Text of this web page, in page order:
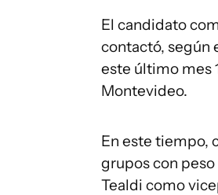
El candidato
contactó, según
este último mes
Montevideo.
En este tiempo,
grupos con
Tealdi como